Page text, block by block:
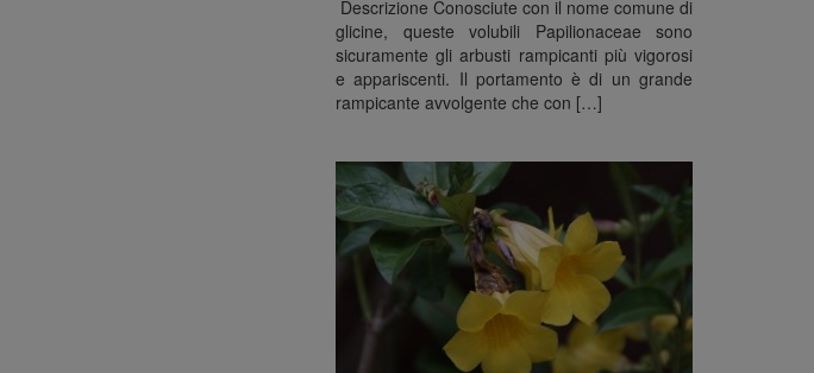
Descrizione Conosciute con il nome comune di
glicine, queste volubili Papilionaceae sono
sicuramente gli arbusti rampicanti più vigorosi
e appariscenti. Il portamento è di un grande
rampicante avvolgente che con […]